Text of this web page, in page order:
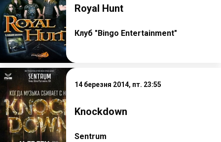
Royal Hunt
Клуб "Bingo Entertainment"
14 березня 2014, пт. 23:55
Knockdown
Sentrum